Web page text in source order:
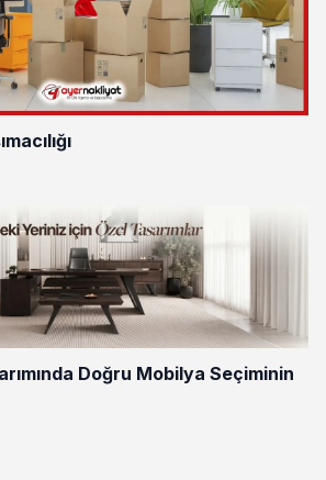
Doğru Mobilya Seçiminin